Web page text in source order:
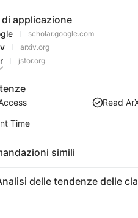
applicazione
scholar.google.com
arxiv.org
jstor.org
Read
Time
simili
delle tendenze delle